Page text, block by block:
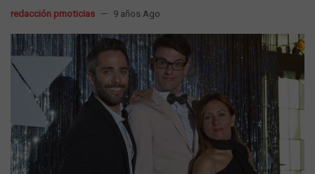
redacción prnoticias 9 años Ago